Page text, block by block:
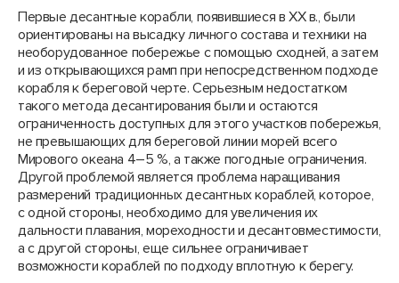
Первые десантные корабли, появившиеся в ХХ в., были
ориентированы на высадку личного состава и техники на
необорудованное побережье с помощью сходней, а затем
и из открывающихся рамп при непосредственном подходе
корабля к береговой черте. Серьезным недостатком
такого метода десантирования были и остаются
ограниченность доступных для этого участков побережья,
не превышающих для береговой линии морей всего
Мирового океана 4–5 %, а также погодные ограничения.
Другой проблемой является проблема наращивания
размерений традиционных десантных кораблей, которое,
с одной стороны, необходимо для увеличения их
дальности плавания, мореходности и десантовместимости,
а с другой стороны, еще сильнее ограничивает
возможности кораблей по подходу вплотную к берегу.